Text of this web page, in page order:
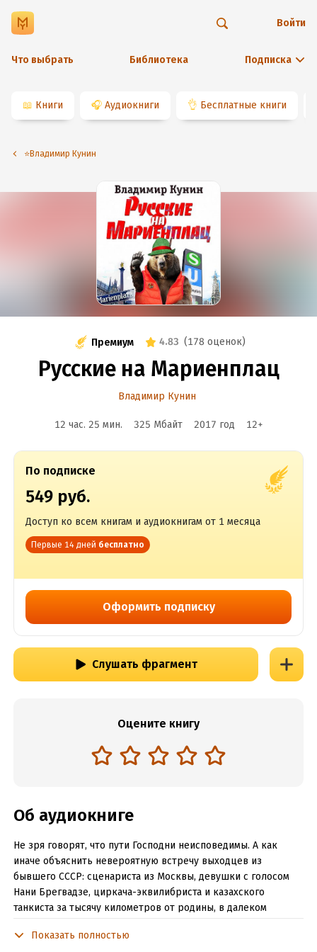
Что выбрать Библиотека Подписка
Войти
📖 Книги 🎧 Аудиокниги 👌 Бесплатные книги
⭐️Владимир Кунин
Премиум 4.83 (178 оценок)
Русские на Мариенплац
Владимир Кунин
12 час. 25 мин. 325 Мбайт 2017 год 12+
По подписке
549 руб.
Доступ ко всем книгам и аудиокнигам от 1 месяца
Первые 14 дней бесплатно
Оформить подписку
Слушать фрагмент
Оцените книгу
Об аудиокниге
Не зря говорят, что пути Господни неисповедимы. А как
иначе объяснить невероятную встречу выходцев из
бывшего СССР: сценариста из Москвы, девушки с голосом
Нани Брегвадзе, циркача-эквилибриста и казахского
танкиста за тысячу километров от родины, в далеком
незапланированные встречи, о злоключениях эмигрантов на
Показать полностью